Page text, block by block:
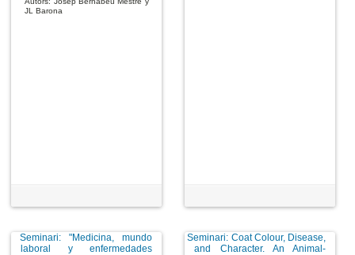
JL Barona
Seminari: "Medicina, mundo
laboral y enfermedades
Seminari: Coat Colour, Disease,
and Character. An Animal-